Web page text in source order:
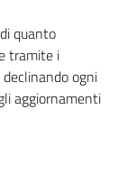
quanto
tramite i
ogni
aggiornamenti